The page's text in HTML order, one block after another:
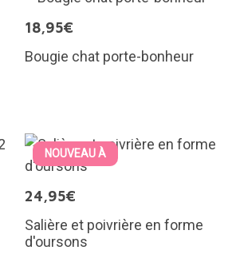
18,95€
Bougie chat porte-bonheur
NOUVEAU À
24,95€
Salière et poivrière en forme
d'oursons